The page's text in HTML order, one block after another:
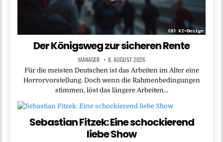
Der Königsweg zur sicheren Rente
MANAGER 8. AUGUST 2026
Für die meisten Deutschen ist das Arbeiten im Alter eine
Horrorvorstellung. Doch wenn die Rahmenbedingungen
stimmen, löst das längere Arbeiten…
Sebastian Fitzek: Eine schockierend
liebe Show